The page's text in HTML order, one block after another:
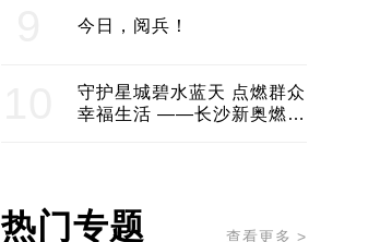
今日，阅兵！
守护星城碧水蓝天 点燃群众
幸福生活 ——长沙新奥燃气
热门专题 查看更多 >